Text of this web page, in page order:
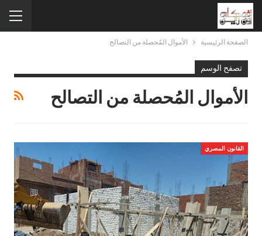
الصفحة الرئيسية الأموال المُحصلة من التصالح
تصفح الوسم
الأموال المُحصلة من التصالح
القانون المصري